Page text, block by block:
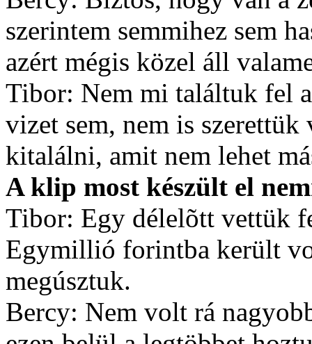
szerintem semmihez sem
azért mégis közel áll
Tibor: Nem mi találtuk fel
vizet sem, nem is
kitalálni, amit nem lehet
A klip most készült el
Tibor: Egy délelõtt vettük
Egymillió forintba került
megúsztuk.
Bercy: Nem volt rá